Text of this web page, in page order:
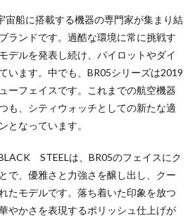
宙船に搭載する機器の専門家が集まり結
ランドです。過酷な環境に常に挑戦す
デルを発表し続け、パイロットやダイ
います。中でも、BR05シリーズは2019
ーフェイスです。これまでの航空機器
も、シティウォッチとしての新たな適
となっています。
STEELは、BR05のフェイスにク
で、優雅さと力強さを醸し出し、クー
たモデルです。落ち着いた印象を放つ
やかさを表現するポリッシュ仕上げが